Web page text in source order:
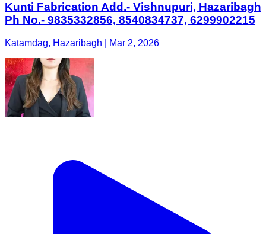
Kunti Fabrication Add.- Vishnupuri, Hazaribagh
Ph No.- 9835332856, 8540834737, 6299902215
Katamdag, Hazaribagh | Mar 2, 2026